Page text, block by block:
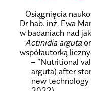
Osią­gnię­cia
Dr hab. inż. Ewa
w bada­niach nad
Acti­ni­dia arguta
wspó­łau­torką
– ”Nutri­tio­nal
arguta) after
new tech­no­logy